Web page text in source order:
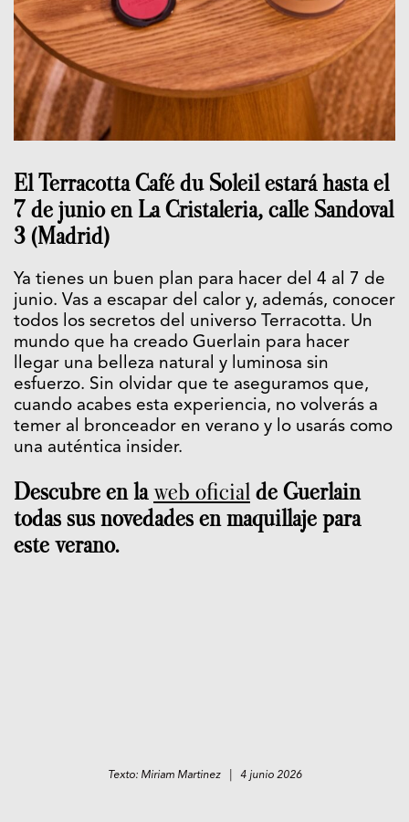
El Terracotta Café du Soleil estará hasta el
7 de junio en La Cristaleria, calle Sandoval
3 (Madrid)
Ya tienes un buen plan para hacer del 4 al 7 de
junio. Vas a escapar del calor y, además, conocer
todos los secretos del universo Terracotta. Un
mundo que ha creado Guerlain para hacer
llegar una belleza natural y luminosa sin
esfuerzo. Sin olvidar que te aseguramos que,
cuando acabes esta experiencia, no volverás a
temer al bronceador en verano y lo usarás como
una auténtica insider.
Descubre en laweb oficial de Guerlain
todas sus novedades en maquillaje para
este verano.
Texto: Miriam Martinez | 4 junio 2026